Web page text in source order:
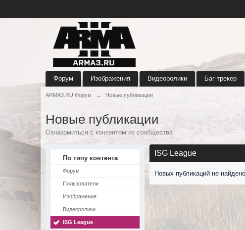
Форум Изображения Видеоролики Баг-трекер
ARMA3.RU Форум → Новые публикации
Новые публикации
Ознакомиться с контентом из сообщества
По типу контента
Форум
Пользователи
Изображения
Видеоролики
ISG League
ISG League
Новых публикаций не